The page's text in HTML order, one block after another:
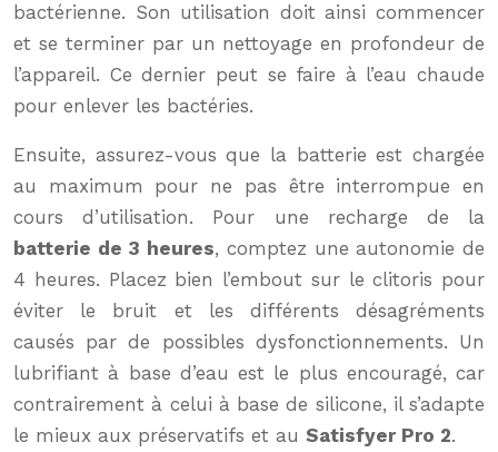
bactérienne. Son utilisation doit ainsi commencer
et se terminer par un nettoyage en profondeur de
l’appareil. Ce dernier peut se faire à l’eau chaude
pour enlever les bactéries.
Ensuite, assurez-vous que la batterie est chargée
au maximum pour ne pas être interrompue en
cours d’utilisation. Pour une recharge de la
batterie de 3 heures, comptez une autonomie de
4 heures. Placez bien l’embout sur le clitoris pour
éviter le bruit et les différents désagréments
causés par de possibles dysfonctionnements. Un
lubrifiant à base d’eau est le plus encouragé, car
contrairement à celui à base de silicone, il s’adapte
le mieux aux préservatifs et au Satisfyer Pro 2.